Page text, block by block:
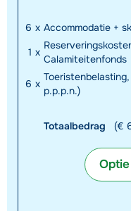
6 x Accommodatie +
1 x
Calamiteitenfonds
6 x
p.p.p.n.)
Totaalbedrag (€